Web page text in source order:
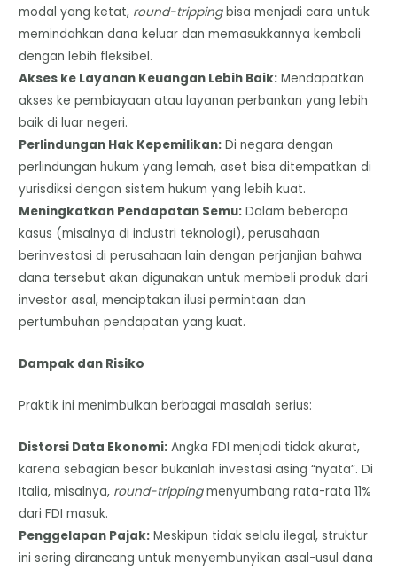
modal yang ketat, round-trippingbisa menjadi cara untuk
memindahkan dana keluar dan memasukkannya kembali
dengan lebih fleksibel.
Akses ke Layanan Keuangan Lebih Baik: Mendapatkan
akses ke pembiayaan atau layanan perbankan yang lebih
baik di luar negeri.
Perlindungan Hak Kepemilikan: Di negara dengan
perlindungan hukum yang lemah, aset bisa ditempatkan di
yurisdiksi dengan sistem hukum yang lebih kuat.
Meningkatkan Pendapatan Semu: Dalam beberapa
kasus (misalnya di industri teknologi), perusahaan
berinvestasi di perusahaan lain dengan perjanjian bahwa
dana tersebut akan digunakan untuk membeli produk dari
investor asal, menciptakan ilusi permintaan dan
pertumbuhan pendapatan yang kuat.
Dampak dan Risiko
Praktik ini menimbulkan berbagai masalah serius:
Distorsi Data Ekonomi: Angka FDI menjadi tidak akurat,
karena sebagian besar bukanlah investasi asing “nyata”. Di
Italia, misalnya, round-trippingmenyumbang rata-rata 11%
dari FDI masuk.
Penggelapan Pajak: Meskipun tidak selalu ilegal, struktur
ini sering dirancang untuk menyembunyikan asal-usul dana